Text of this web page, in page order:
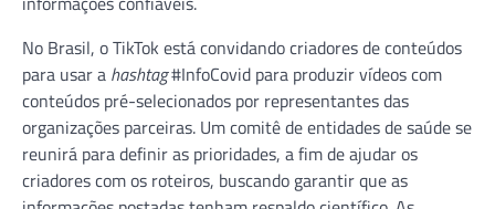
No Brasil, o TikTok está convidando criadores de conteúdos
para usar a hashtag#InfoCovid para produzir vídeos com
conteúdos pré-selecionados por representantes das
organizações parceiras. Um comitê de entidades de saúde se
reunirá para definir as prioridades, a fim de ajudar os
criadores com os roteiros, buscando garantir que as